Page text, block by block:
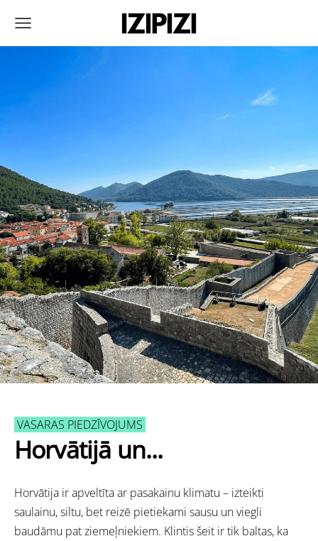
VASARAS PIEDZĪVOJUMS
Horvātijā un...
Horvātija ir apveltīta ar pasakainu klimatu – izteikti
saulainu, siltu, bet reizē pietiekami sausu un viegli
baudāmu pat ziemeļniekiem. Klintis šeit ir tik baltas, ka